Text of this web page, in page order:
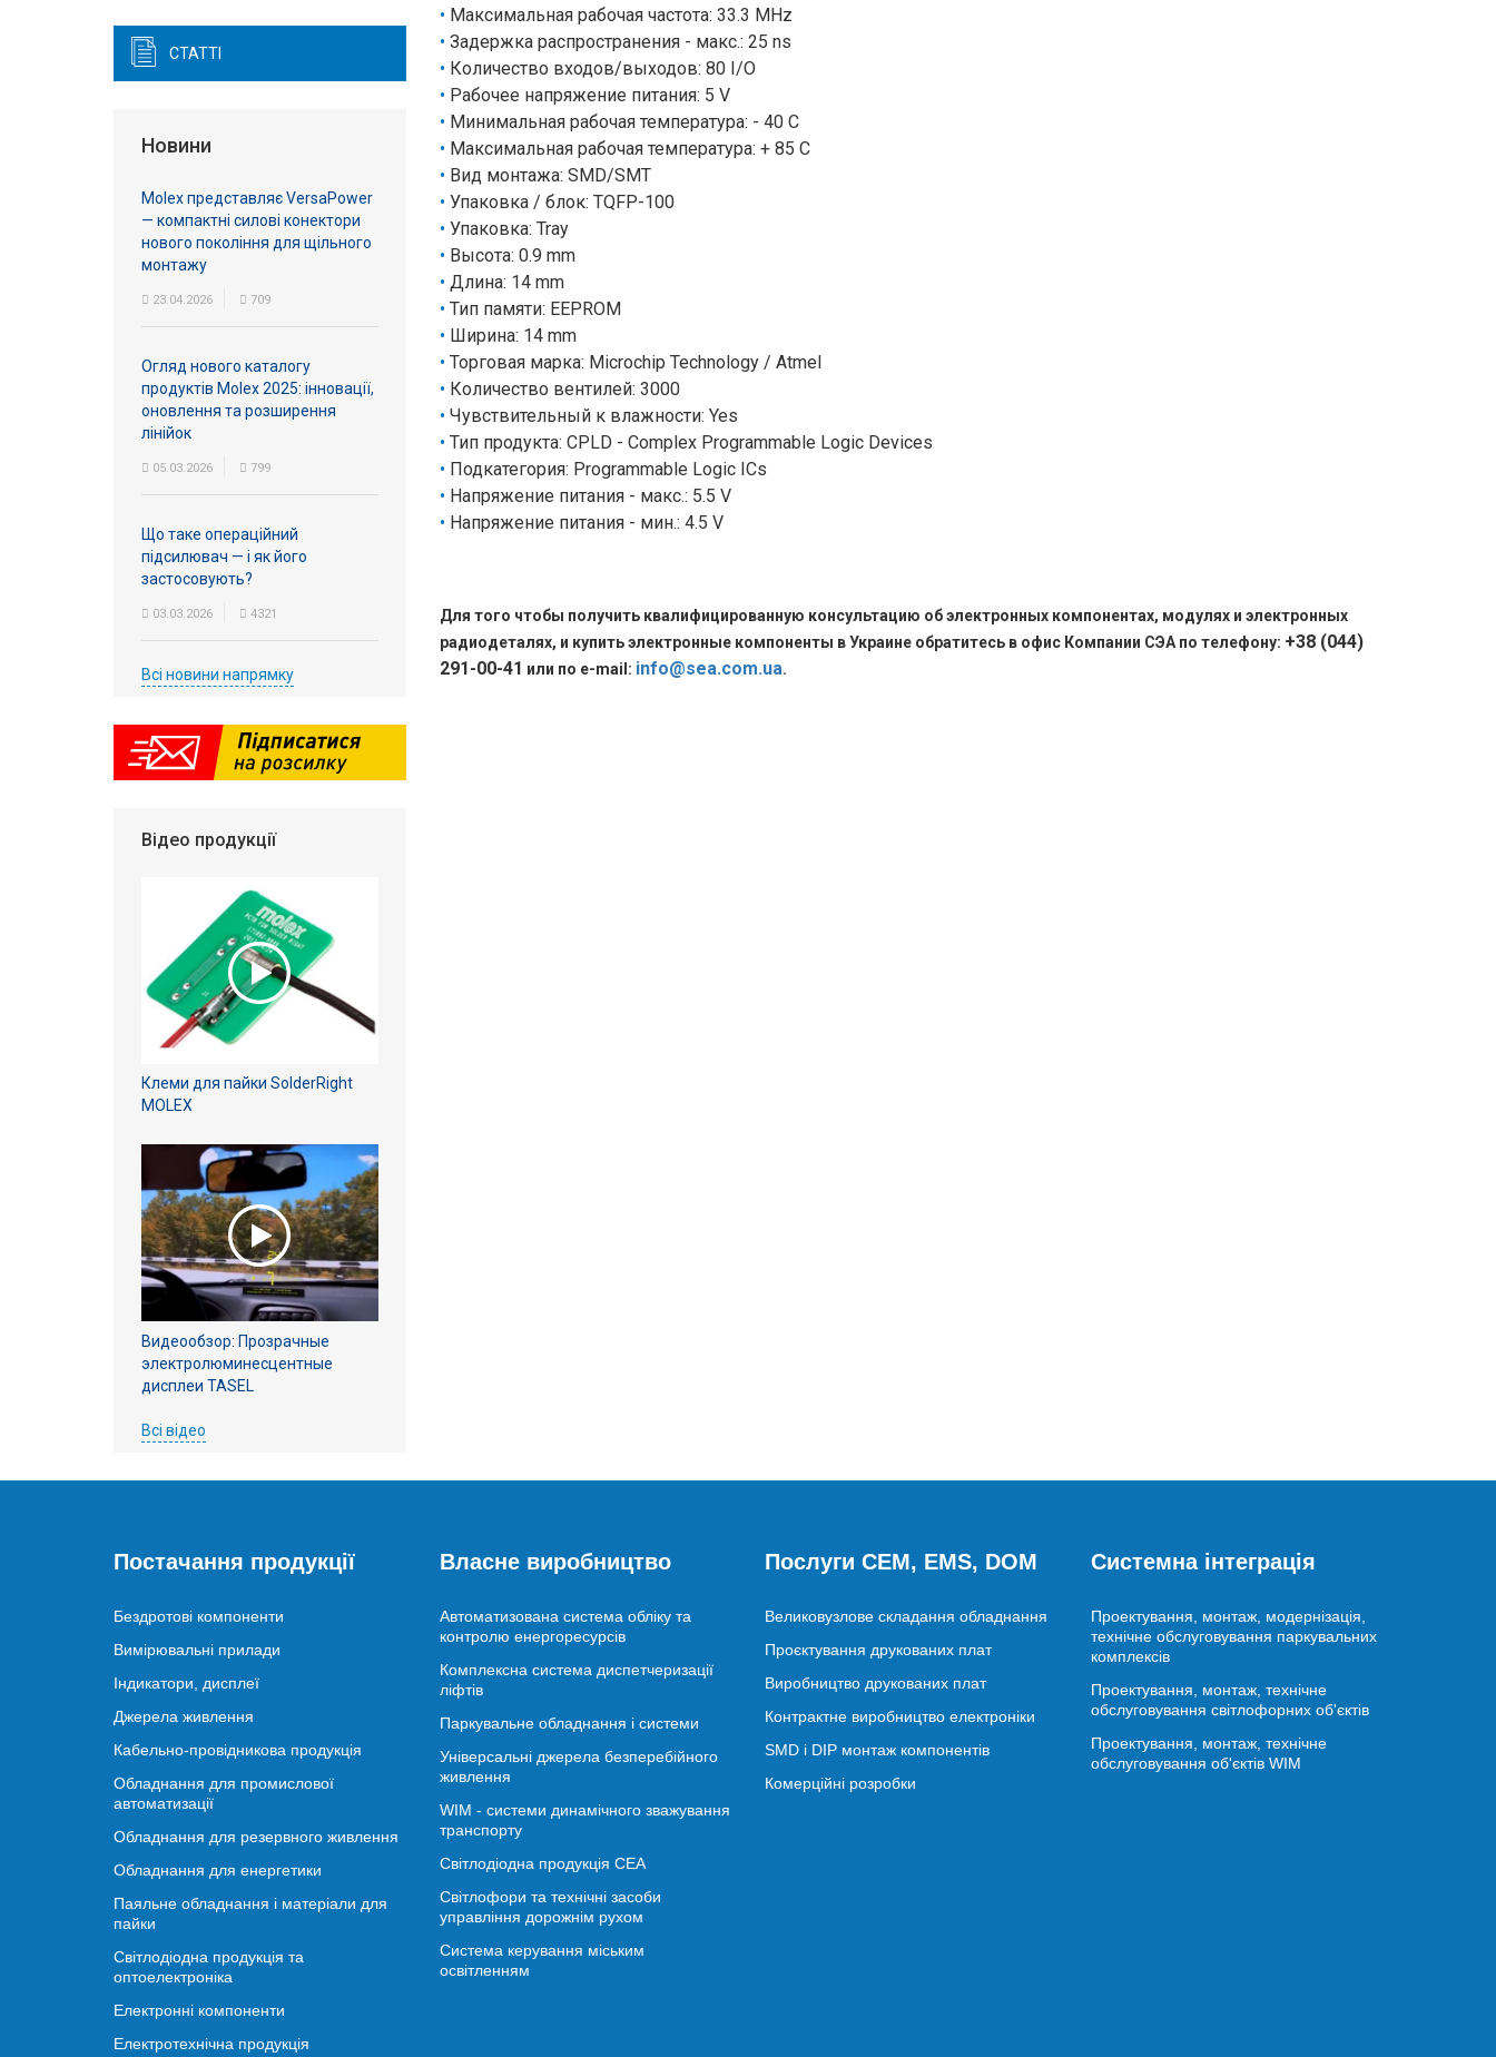
Максимальная рабочая частота: 33.3 MHz
Задержка распространения - макс.: 25 ns
Количество входов/выходов: 80 I/O
Рабочее напряжение питания: 5 V
Минимальная рабочая температура: - 40 C
Максимальная рабочая температура: + 85 C
Вид монтажа: SMD/SMT
Упаковка / блок: TQFP-100
Упаковка: Tray
Высота: 0.9 mm
Длина: 14 mm
Тип памяти: EEPROM
Ширина: 14 mm
Торговая марка: Microchip Technology / Atmel
Количество вентилей: 3000
Чувствительный к влажности: Yes
Тип продукта: CPLD - Complex Programmable Logic Devices
Подкатегория: Programmable Logic ICs
Напряжение питания - макс.: 5.5 V
Напряжение питания - мин.: 4.5 V
Для того чтобы получить квалифицированную консультацию об электронных компонентах, модулях и электронных
радиодеталях, и купить электронные компоненты в Украине обратитесь в офис Компании СЭА по телефону: +38 (044)
291-00-41 или по e-mail: info@sea.com.ua.
СТАТТІ
Новини
Molex представляє VersaPower
— компактні силові конектори
нового покоління для щільного
монтажу
23.04.2026 709
Огляд нового каталогу
продуктів Molex 2025: інновації,
оновлення та розширення
лінійок
05.03.2026 799
Що таке операційний
підсилювач — і як його
застосовують?
03.03.2026 4321
Всі новини напрямку
Відео продукції
Клеми для пайки SolderRight
MOLEX
Видеообзор: Прозрачные
электролюминесцентные
дисплеи TASEL
Всі відео
Постачання продукції
Бездротові компоненти
Вимірювальні прилади
Індикатори, дисплеї
Джерела живлення
Кабельно-провідникова продукція
Обладнання для промислової
автоматизації
Обладнання для резервного живлення
Обладнання для енергетики
Паяльне обладнання і матеріали для
пайки
Світлодіодна продукція та
оптоелектроніка
Електронні компоненти
Електротехнічна продукція
Власне виробництво
Автоматизована система обліку та
контролю енергоресурсів
Комплексна система диспетчеризації
ліфтів
Паркувальне обладнання і системи
Універсальні джерела безперебійного
живлення
WIM - системи динамічного зважування
транспорту
Світлодіодна продукція СЕА
Світлофори та технічні засоби
управління дорожнім рухом
Система керування міським
освітленням
Послуги CEM, EMS, DOM
Великовузлове складання обладнання
Проєктування друкованих плат
Виробництво друкованих плат
Контрактне виробництво електроніки
SMD і DIP монтаж компонентів
Комерційні розробки
Системна інтеграція
Проектування, монтаж, модернізація,
технічне обслуговування паркувальних
комплексів
Проектування, монтаж, технічне
обслуговування світлофорних об'єктів
Проектування, монтаж, технічне
обслуговування об'єктів WIM